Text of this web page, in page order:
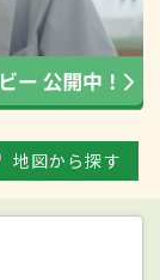
地図から探す